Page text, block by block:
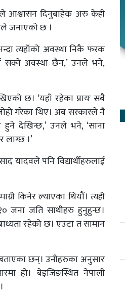
आश्वासन दिनुबाहेक अरु केही
जनाएको छ ।
त्यहाँको अवस्था निकै फरक
सक्ने अवस्था छैन,’ उनले भने,
छ। ‘यहाँ रहेका प्रायः सबै
गरेका थिए। अब सरकारले नै
हुने देखिन्छ,’ उनले भने, ‘साना
लाग्छ ।’
यादवले पनि विद्यार्थीहरुलाई
किनेर ल्याएका थियौं। त्यही
जना जति साथीहरु हुनुहुन्छ।
रहेको छ। एउटा त सामान
छन्। उनीहरुका अनुसार
हो। बेइजिङस्थित नेपाली